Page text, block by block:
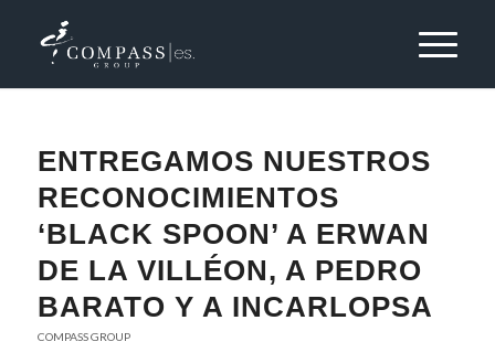
ENTREGAMOS NUESTROS
RECONOCIMIENTOS
‘BLACK SPOON’ A ERWAN
DE LA VILLÉON, A PEDRO
BARATO Y A INCARLOPSA
COMPASS GROUP